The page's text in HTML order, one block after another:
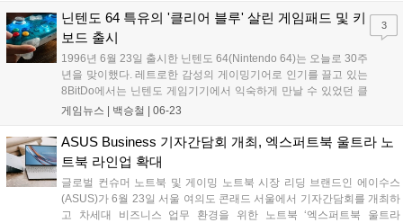
를 돕는다. 2026 펍지 글로벌 시리즈 공식 스폰서인 스틸시리즈는 디펜
딩 챔피언 베트남과 대한민국을 포함한 총 24개국 대표팀이 격돌하는 이
번 대회를 통해 자사의 하드웨어 기술력을 선보인다....
닌텐도 64 특유의 '클리어 블루' 살린 게임패드 및 키
보드 출시
1996년 6월 23일 출시한 닌텐도 64(Nintendo 64)는 오늘로 30주
년을 맞이했다. 레트로한 감성의 게이밍기어로 인기를 끌고 있는
8BitDo에서는 닌텐도 게임기기에서 익숙하게 만날 수 있었던 클
리어 블루(Clear Blue) 색상의 기계식 키보드와 얼티메이트
의 클리어 블루 모델에서 따온 것으로 보인다. 밝은 청록색에 반
투명 처리되어 있는 해당 모델은 닌텐도 게임보이에서도 종종 만
날 수 있는 색상이었다....
게임뉴스 | 백승철 06-23
3
ASUS Business 기자간담회 개최, 엑스퍼트북 울트라 노
트북 라인업 확대
글로벌 컨슈머 노트북 및 게이밍 노트북 시장 리딩 브랜드인 에이수스
(ASUS)가 6월 23일 서울 여의도 콘래드 서울에서 기자간담회를 개최하
고 차세대 비즈니스 업무 환경을 위한 노트북 ‘엑스퍼트북 울트라